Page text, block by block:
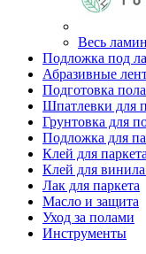
Весь
Подложка под
Абразивные
Подготовка пола
Шпатлевки для
Грунтовка для
Подложка для
Клей для паркета
Клей для
Лак для паркета
Масло и защита
Уход за полами
Инструменты